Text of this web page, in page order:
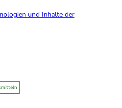
und Inhalte der